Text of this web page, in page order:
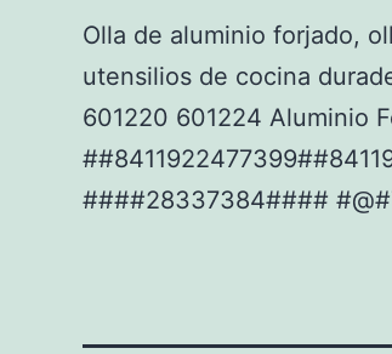
Olla de aluminio forjado,
utensilios de cocina
601220 601224 Aluminio
####28337384####